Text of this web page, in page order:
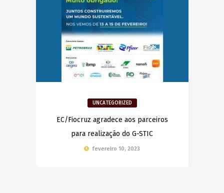
UNCATEGORIZED
EC/Fiocruz agradece aos parceiros
para realização do G-STIC
fevereiro 10, 2023